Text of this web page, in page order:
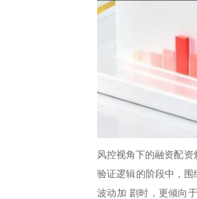
风控视角下的融资配
验证逻辑的阶段中，围
波动加 剧时，更倾向